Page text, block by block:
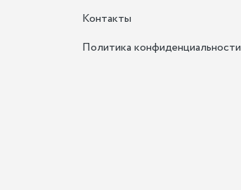
Контакты
Политика конфиденциальности